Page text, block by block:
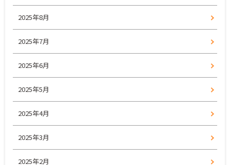
2025年8月
2025年7月
2025年6月
2025年5月
2025年4月
2025年3月
2025年2月